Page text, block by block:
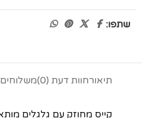
שתפו:
תיאורחוות דעת (0) משלוחים